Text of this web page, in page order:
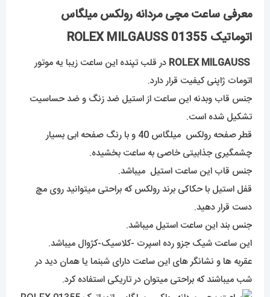
معرفی ساعت مچی مردانه رولکس میلگاس
اتوماتیک 01355 ROLEX MILGAUSS
ROLEX MILGAUSS
در قلب تپنده این ساعت زیبا یه موتور
اتومات ژاپنی کیفیت قرار دارد.
جنس قاب وبدنه این ساعت از استیل ضد زنگ و ضد حساسیت
تشکیل شده است.
قطر صفحه رولکس میلگاس 40 و با رنگ صفحه ابی بسیار
چشمگیری جذابیتی خاصی به ساعت بخشیده.
جنس قاب این ساعت استیل میباشد.
قفل استیل با حکاکی برند رولکس که براحتی میتوانید روی مچ
دست قرار دهید.
جنس بند این ساعت استیل میباشد.
این ساعت شیک جزو رده اسپرت -کلاسیک-کژوال میباشد.
عقربه ها و نشانگر های این ساعت دارای شبنما یا همان دید در
شب میباشند که براحتی میتوان در تاریکی استفاده کرد.